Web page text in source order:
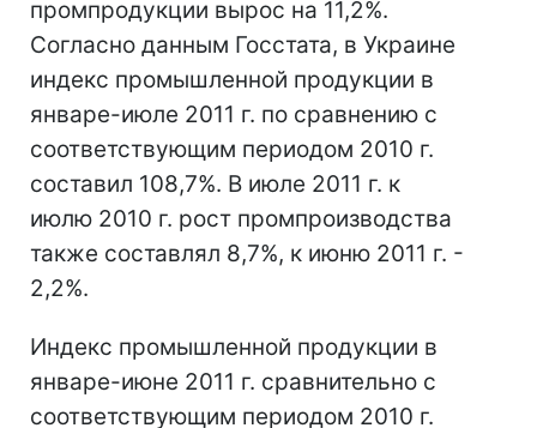
промпродукции вырос на 11,2%.
Согласно данным Госстата, в Украине
индекс промышленной продукции в
январе-июле 2011 г. по сравнению с
соответствующим периодом 2010 г.
составил 108,7%. В июле 2011 г. к
июлю 2010 г. рост промпроизводства
также составлял 8,7%, к июню 2011 г. -
2,2%.
Индекс промышленной продукции в
январе-июне 2011 г. сравнительно с
соответствующим периодом 2010 г.